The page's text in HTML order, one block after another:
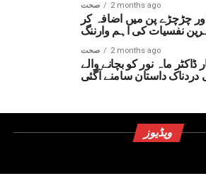
صحت 2 months ago
چڑچڑے پن میں اضافہ کر
نفسیات کی اہم وارننگ
صحت 2 months ago
ماہ نور کو بچانے والے
داستان سامنے آگئی
ویڈیوز